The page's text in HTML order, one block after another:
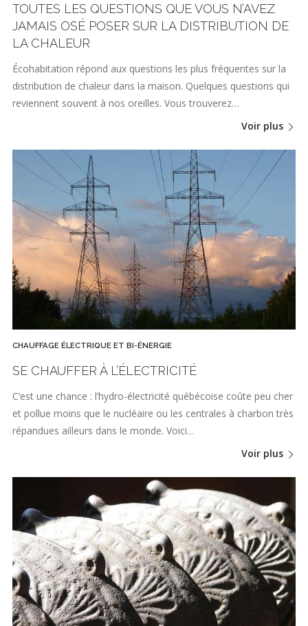
TOUTES LES QUESTIONS QUE VOUS N’AVEZ
JAMAIS OSÉ POSER SUR LA DISTRIBUTION DE
LA CHALEUR
Écohabitation répond aux questions les plus fréquentes sur la
distribution de chaleur dans la maison. Quelques questions qui
reviennent souvent à nos oreilles. Vous trouverez…
Voir plus
CHAUFFAGE ÉLECTRIQUE ET BI-ÉNERGIE
SE CHAUFFER À L’ÉLECTRICITÉ
C’est une chance : l’hydro-électricité québécoise coûte peu cher
et pollue moins que le nucléaire ou les centrales à charbon très
répandues ailleurs dans le monde. Voici…
Voir plus